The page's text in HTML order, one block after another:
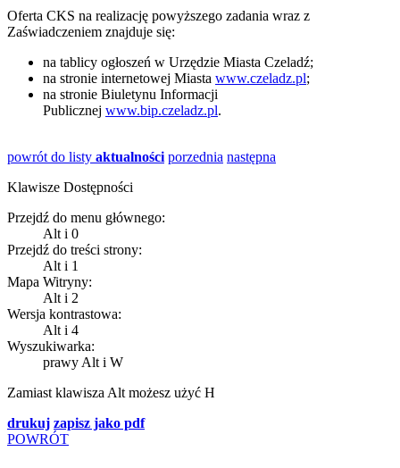
Oferta CKS na realizację powyższego zadania wraz z
Zaświadczeniem znajduje się:
na tablicy ogłoszeń w Urzędzie Miasta Czeladź;
na stronie internetowej Miasta www.czeladz.pl;
na stronie Biuletynu Informacji
Publicznej www.bip.czeladz.pl.
powrót do listy aktualności porzednia następna
Klawisze Dostępności
Przejdź do menu głównego:
Alt i 0
Przejdź do treści strony:
Alt i 1
Mapa Witryny:
Alt i 2
Wersja kontrastowa:
Alt i 4
Wyszukiwarka:
prawy Alt i W
Zamiast klawisza Alt możesz użyć H
drukuj zapisz jako pdf
POWRÓT